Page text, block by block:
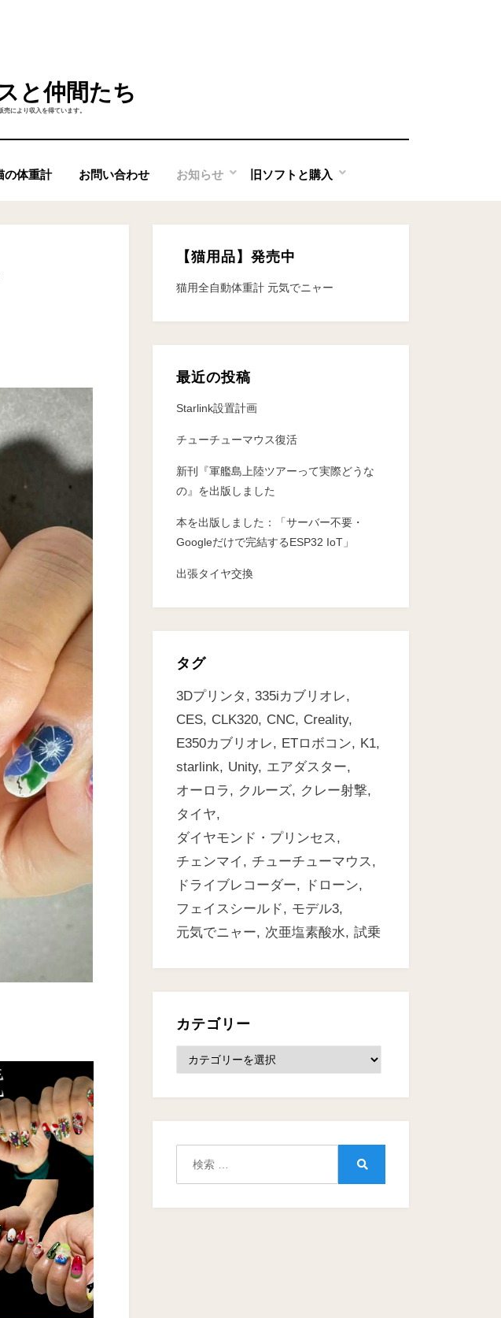
と仲間たち
により収入を得ています。
の体重計 お問い合わせ お知らせ 旧ソフトと購入
【猫用品】発売中
猫用全自動体重計 元気でニャー
最近の投稿
Starlink設置計画
チューチューマウス復活
新刊『軍艦島上陸ツアーって実際どうな
の』を出版しました
本を出版しました：「サーバー不要・
Googleだけで完結するESP32 IoT」
出張タイヤ交換
タグ
3Dプリンタ
335iカブリオレ
CES
CLK320 CNC
Creality
E350カブリオレ
ETロボコン
K1
starlink
Unity
エアダスター
オーロラ
クルーズ
クレー射撃
タイヤ
ダイヤモンド・プリンセス
チェンマイ
チューチューマウス
ドライブレコーダー
ドローン
フェイスシールド
モデル3
元気でニャー
次亜塩素酸水 試乗
カテゴリー
テ